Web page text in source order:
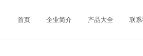
首页 企业简介 产品大全 联